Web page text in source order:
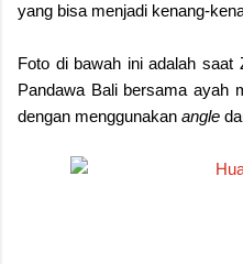
yang bisa menjadi kenang-
Foto di bawah ini adalah saat
Pandawa Bali bersama ayah
dengan menggunakan angle